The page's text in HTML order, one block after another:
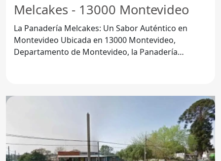
Melcakes - 13000 Montevideo
La Panadería Melcakes: Un Sabor Auténtico en
Montevideo Ubicada en 13000 Montevideo,
Departamento de Montevideo, la Panadería